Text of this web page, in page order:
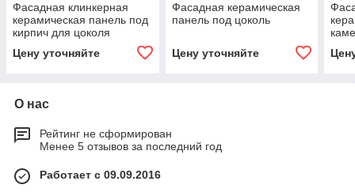
Фасадная клинкерная
керамическая панель под
кирпич для цоколя
Цену уточняйте
Фасадная керамическая
панель под цоколь
Цену уточняйте
О нас
Рейтинг не сформирован
Менее 5 отзывов за последний год
Работает с 09.09.2016